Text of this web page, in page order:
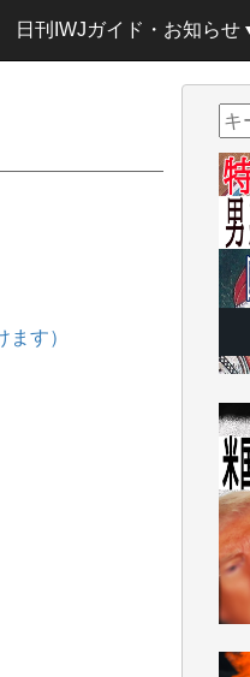
日刊IWJガイド・お知らせ
す）